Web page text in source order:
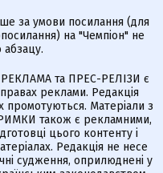
за умови посилання (для
на "Чемпіон" не
абзацу.
РЕКЛАМА та ПРЕС-РЕЛІЗИ є
реклами. Редакція
промотуються. Матеріали з
також є рекламними,
цього контенту і
Редакція не несе
судження, оприлюднені у